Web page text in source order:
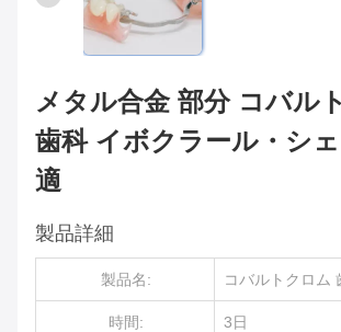
メタル合金 部分 コバル
歯科 イボクラール・シ
適
製品詳細
製品名: コバルトクロム
時間: 3日